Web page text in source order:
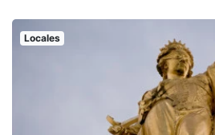
Locales